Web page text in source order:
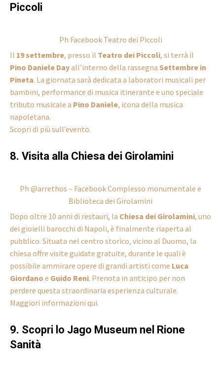
Piccoli
Ph Facebook Teatro dei Piccoli
Il 19 settembre, presso il Teatro dei Piccoli, si terrà il
Pino Daniele Dayall’interno della rassegna Settembre in
Pineta. La giornata sarà dedicata a laboratori musicali per
bambini, performance di musica itinerante e uno speciale
tributo musicale a Pino Daniele, icona della musica
napoletana.
Scopri di più sull’evento.
8. Visita alla Chiesa dei Girolamini
Ph @arrethos – Facebook Complesso monumentale e
Biblioteca dei Girolamini
Dopo oltre 10 anni di restauri, la Chiesa dei Girolamini, uno
dei gioielli barocchi di Napoli, è finalmente riaperta al
pubblico. Situata nel centro storico, vicino al Duomo, la
chiesa offre visite guidate gratuite, durante le quali è
possibile ammirare opere di grandi artisti come Luca
Giordano e Guido Reni. Prenota in anticipo per non
perdere questa straordinaria esperienza culturale.
Maggiori informazioni qui.
9. Scopri lo Jago Museum nel Rione
Sanità